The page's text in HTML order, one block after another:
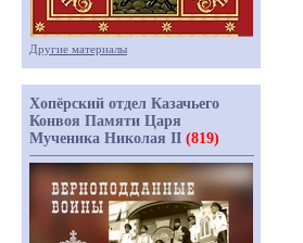
Другие материалы
Хопёрский отдел Казачьего
Конвоя Памяти Царя
Мученика Николая II (819)